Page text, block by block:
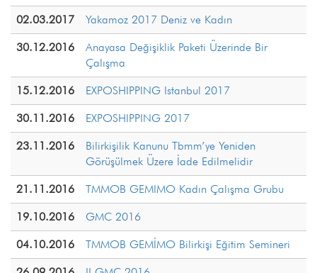
02.03.2017 Yakamoz 2017 Deniz ve Kadın
30.12.2016
Anayasa Değişiklik Paketi Üzerinde Bir
Çalışma
15.12.2016 EXPOSHIPPING Istanbul 2017
30.11.2016 EXPOSHIPPING 2017
23.11.2016
Bilirkişilik Kanunu Tbmm’ye Yeniden
Görüşülmek Üzere İade Edilmelidir
21.11.2016 TMMOB GEMIMO Kadın Çalışma Grubu
19.10.2016 GMC 2016
04.10.2016 TMMOB GEMİMO Bilirkişi Eğitim Semineri